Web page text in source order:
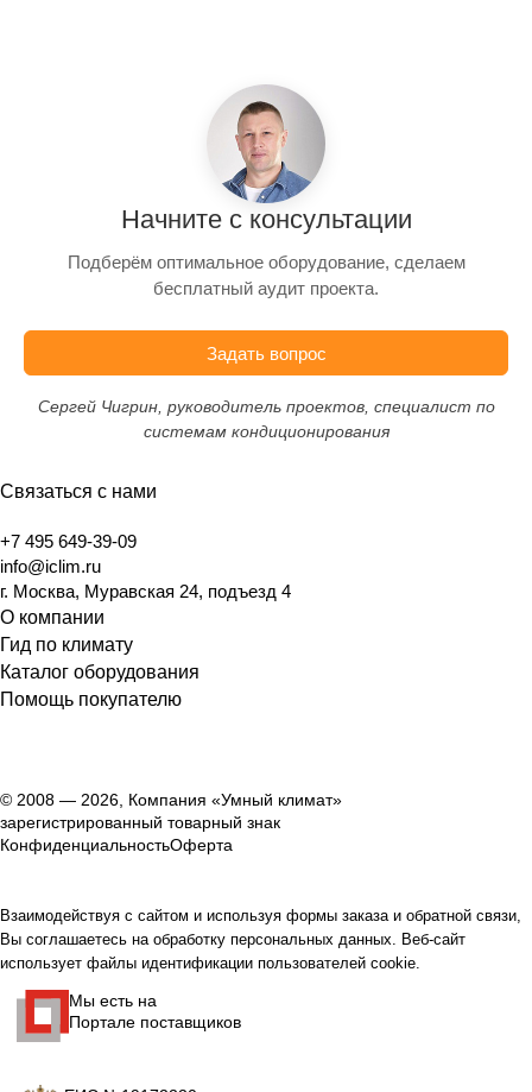
Начните с консультации
Подберём оптимальное оборудование, сделаем
бесплатный аудит проекта.
Задать вопрос
Сергей Чигрин, руководитель проектов, специалист по
системам кондиционирования
Связаться с нами
+7 495 649-39-09
info@iclim.ru
г. Москва, Муравская 24, подъезд 4
О компании
Гид по климату
Каталог оборудования
Помощь покупателю
© 2008 — 2026, Компания «Умный климат»
зарегистрированный товарный знак
КонфиденциальностьОферта
Взаимодействуя с сайтом и используя формы заказа и обратной связи,
Вы соглашаетесь на обработку персональных данных. Веб-сайт
использует файлы идентификации пользователей cookie.
Мы есть на
Портале поставщиков